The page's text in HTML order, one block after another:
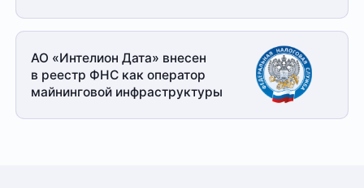
АО «Интелион Дата» внесен
в реестр ФНС как оператор
майнинговой инфраструктуры